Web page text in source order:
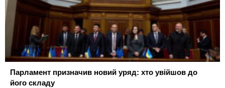
Парламент призначив новий уряд: хто увійшов до
його складу